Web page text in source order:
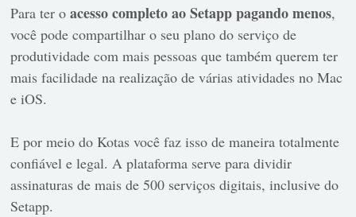
Para ter oacesso completo ao Setapp pagando menos,
você pode compartilhar o seu plano do serviço de
produtividade com mais pessoas que também querem ter
mais facilidade na realização de várias atividades no Mac
e iOS.
E por meio do Kotas você faz isso de maneira totalmente
confiável e legal. A plataforma serve para dividir
assinaturas de mais de 500 serviços digitais, inclusive do
Setapp.